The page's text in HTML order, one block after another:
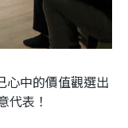
心中的價值觀選出
代表！